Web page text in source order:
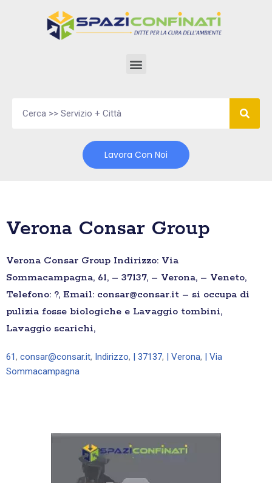
Lavora Con Noi
Verona Consar Group
Verona Consar Group Indirizzo: Via
Sommacampagna, 61, – 37137, – Verona, – Veneto,
Telefono: ?, Email: consar@consar.it – si occupa di
pulizia fosse biologiche e Lavaggio tombini,
Lavaggio scarichi,
61, consar@consar.it, Indirizzo, | 37137, | Verona,
| Via
Sommacampagna